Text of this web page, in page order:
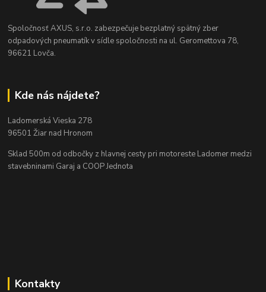
Spoločnosť AXUS, s.r.o. zabezpečuje bezplatný spätný zber
odpadových pneumatík v sídle spoločnosti na ul. Geromettova 78,
96621 Lovča.
Kde nás nájdete?
Ladomerská Vieska 278
96501 Žiar nad Hronom
Sklad 500m od odbočky z hlavnej cesty pri motoreste Ladomer medzi
stavebninami Garaj a COOP Jednota
Kontakty